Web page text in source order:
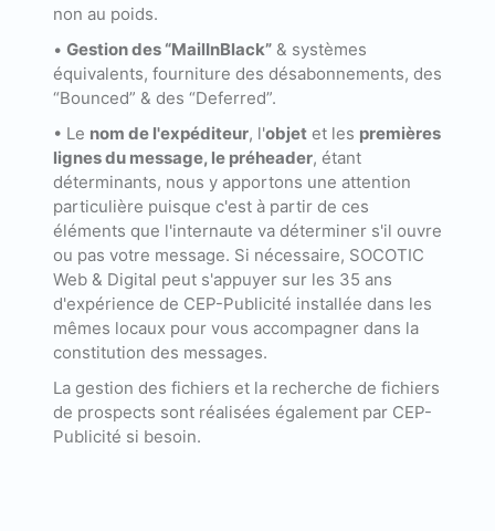
non au poids.
• Gestion des “MailInBlack”& systèmes
équivalents, fourniture des désabonnements, des
“Bounced” & des “Deferred”.
• Le nom de l'expéditeur, l'objetet les premières
lignes du message, le préheader, étant
déterminants, nous y apportons une attention
particulière puisque c'est à partir de ces
éléments que l'internaute va déterminer s'il ouvre
ou pas votre message. Si nécessaire, SOCOTIC
Web & Digital peut s'appuyer sur les 35 ans
d'expérience de CEP-Publicité installée dans les
mêmes locaux pour vous accompagner dans la
constitution des messages.
La gestion des fichiers et la recherche de fichiers
de prospects sont réalisées également par CEP-
Publicité si besoin.